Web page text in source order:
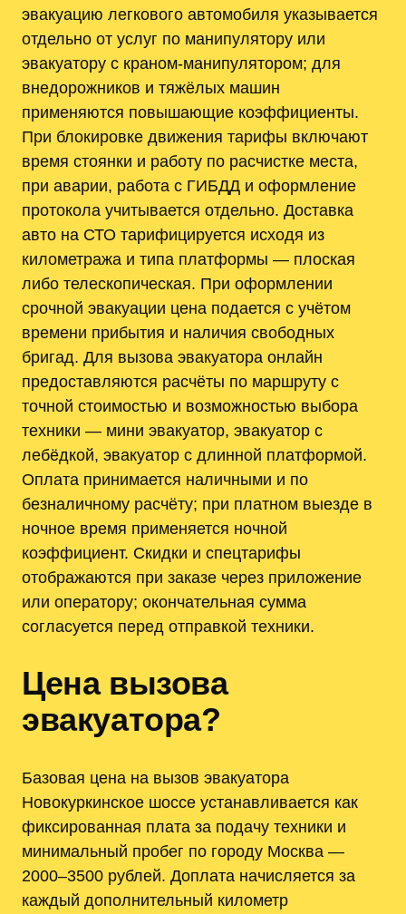
эвакуацию легкового автомобиля указывается
отдельно от услуг по манипулятору или
эвакуатору с краном-манипулятором; для
внедорожников и тяжёлых машин
применяются повышающие коэффициенты.
При блокировке движения тарифы включают
время стоянки и работу по расчистке места,
при аварии, работа с ГИБДД и оформление
протокола учитывается отдельно. Доставка
авто на СТО тарифицируется исходя из
километража и типа платформы — плоская
либо телескопическая. При оформлении
срочной эвакуации цена подается с учётом
времени прибытия и наличия свободных
бригад. Для вызова эвакуатора онлайн
предоставляются расчёты по маршруту с
точной стоимостью и возможностью выбора
техники — мини эвакуатор, эвакуатор с
лебёдкой, эвакуатор с длинной платформой.
Оплата принимается наличными и по
безналичному расчёту; при платном выезде в
ночное время применяется ночной
коэффициент. Скидки и спецтарифы
отображаются при заказе через приложение
или оператору; окончательная сумма
согласуется перед отправкой техники.
Цена вызова
эвакуатора?
Базовая цена на вызов эвакуатора
Новокуркинское шоссе устанавливается как
фиксированная плата за подачу техники и
минимальный пробег по городу Москва —
2000–3500 рублей. Доплата начисляется за
каждый дополнительный километр